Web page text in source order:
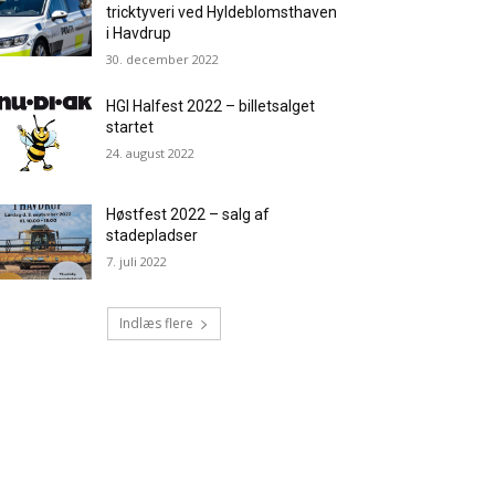
tricktyveri ved Hyldeblomsthaven
i Havdrup
30. december 2022
HGI Halfest 2022 – billetsalget
startet
24. august 2022
Høstfest 2022 – salg af
stadepladser
7. juli 2022
Indlæs flere